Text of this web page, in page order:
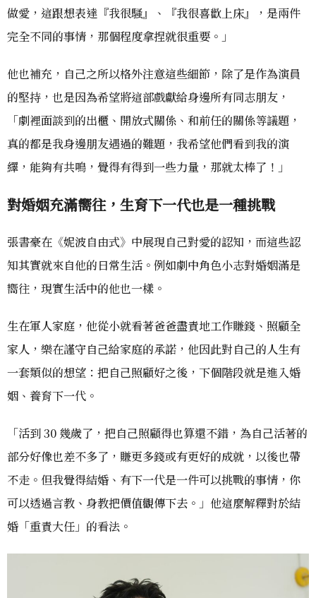
做愛，這跟想表達『我很騷』、『我很喜歡上床』，是兩件
完全不同的事情，那個程度拿捏就很重要。」
他也補充，自己之所以格外注意這些細節，除了是作為演員
的堅持，也是因為希望將這部戲獻給身邊所有同志朋友，
「劇裡面談到的出櫃、開放式關係、和前任的關係等議題，
真的都是我身邊朋友遇過的難題，我希望他們看到我的演
繹，能夠有共鳴，覺得有得到一些力量，那就太棒了！」
對婚姻充滿嚮往， 生育下一代也是一種挑戰
張書豪在《妮波自由式》中展現自己對愛的認知，而這些認
知其實就來自他的日常生活。例如劇中角色小志對婚姻滿是
嚮往，現實生活中的他也一樣。
生在軍人家庭，他從小就看著爸爸盡責地工作賺錢、照顧全
家人，樂在謹守自己給家庭的承諾，他因此對自己的人生有
一套類似的想望：把自己照顧好之後，下個階段就是進入婚
姻、養育下一代。
「活到 30 幾歲了，把自己照顧得也算還不錯，為自己活著的
部分好像也差不多了，賺更多錢或有更好的成就，以後也帶
不走。但我覺得結婚、有下一代是一件可以挑戰的事情，你
可以透過言教、身教把價值觀傳下去。」他這麼解釋對於結
婚「重責大任」的看法。